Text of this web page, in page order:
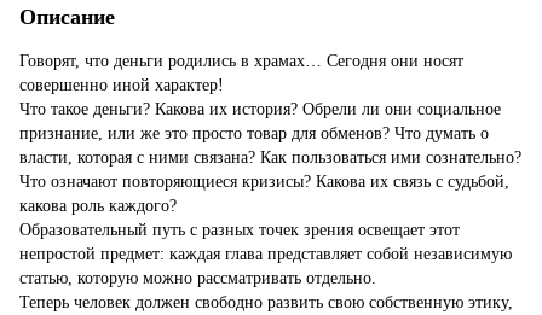
Описание
Говорят, что деньги родились в храмах… Сегодня они носят
совершенно иной характер!
Что такое деньги? Какова их история? Обрели ли они социальное
признание, или же это просто товар для обменов? Что думать о
власти, которая с ними связана? Как пользоваться ими сознательно?
Что означают повторяющиеся кризисы? Какова их связь с судьбой,
какова роль каждого?
Образовательный путь с разных точек зрения освещает этот
непростой предмет: каждая глава представляет собой независимую
статью, которую можно рассматривать отдельно.
Теперь человек должен свободно развить свою собственную этику,